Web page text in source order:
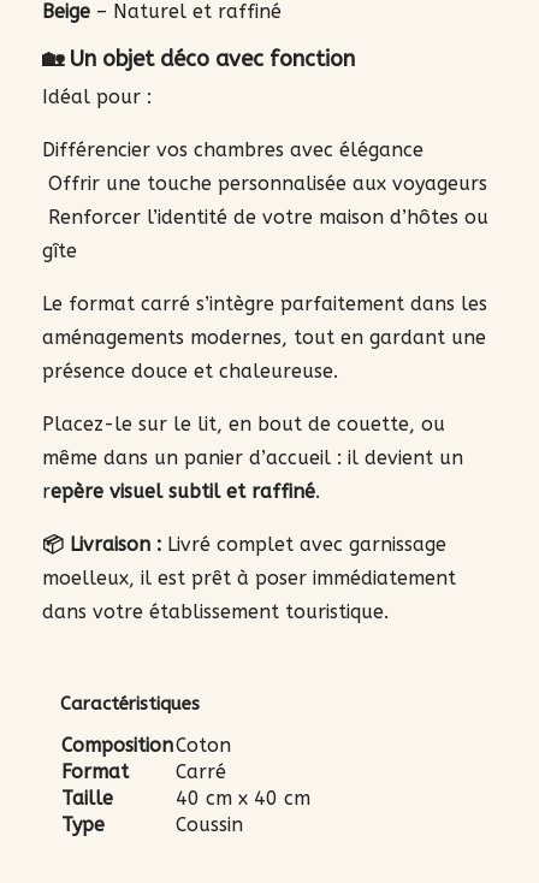
Beige – Naturel et raffiné
🏡 Un objet déco avec fonction
Idéal pour :
Différencier vos chambres avec élégance
Offrir une touche personnalisée aux voyageurs
Renforcer l’identité de votre maison d’hôtes ou
gîte
Le format carré s’intègre parfaitement dans les
aménagements modernes, tout en gardant une
présence douce et chaleureuse.
Placez-le sur le lit, en bout de couette, ou
même dans un panier d’accueil : il devient un
repère visuel subtil et raffiné.
📦 Livraison : Livré complet avec garnissage
moelleux, il est prêt à poser immédiatement
dans votre établissement touristique.
Caractéristiques
CompositionCoton
Format
Carré
Taille
40 cm x 40 cm
Type
Coussin